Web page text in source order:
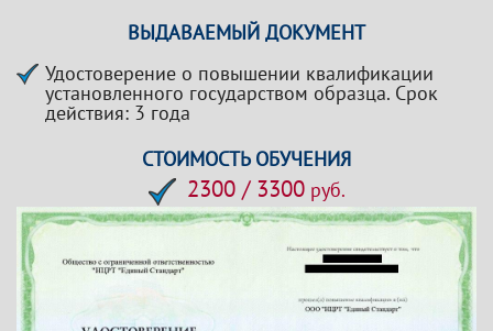
ВЫДАВАЕМЫЙ ДОКУМЕНТ
Удостоверение о повышении квалификации
установленного государством образца. Срок
действия: 3 года
СТОИМОСТЬ ОБУЧЕНИЯ
2300 / 3300руб.